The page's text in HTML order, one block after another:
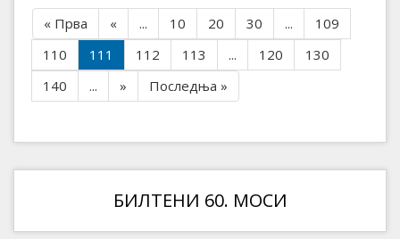
« Прва « ... 10 20 30 ...
109
110
111 112 113 ... 120
130
140
... » Последња »
БИЛТЕНИ 60. МОСИ